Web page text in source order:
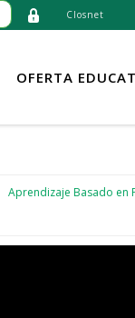
Closnet
OFERTA
Aprendizaje Basado en